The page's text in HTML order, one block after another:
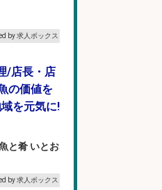
by 求人ボックス
/店長・店
の価値を
を元気に!
と肴 いとお
by 求人ボックス